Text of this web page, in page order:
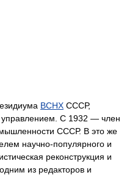
ВСНХ СССР,
С 1932 — член
СССР. В это же
научно-популярного и
реконструкция и
из редакторов и